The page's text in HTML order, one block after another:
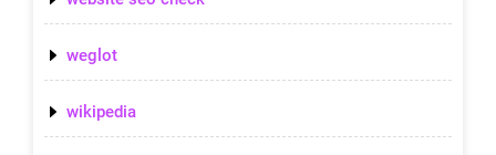
weglot
wikipedia